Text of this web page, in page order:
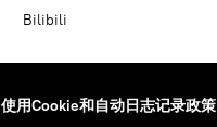
Bilibili
使用Cookie和自动日志记录政策